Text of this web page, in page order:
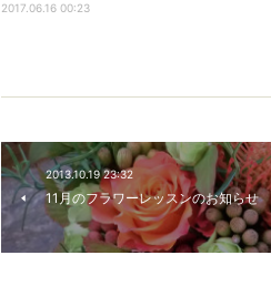
2017.06.16 00:23
2013.10.19 23:32
11月のフラワーレッスンのお知らせ